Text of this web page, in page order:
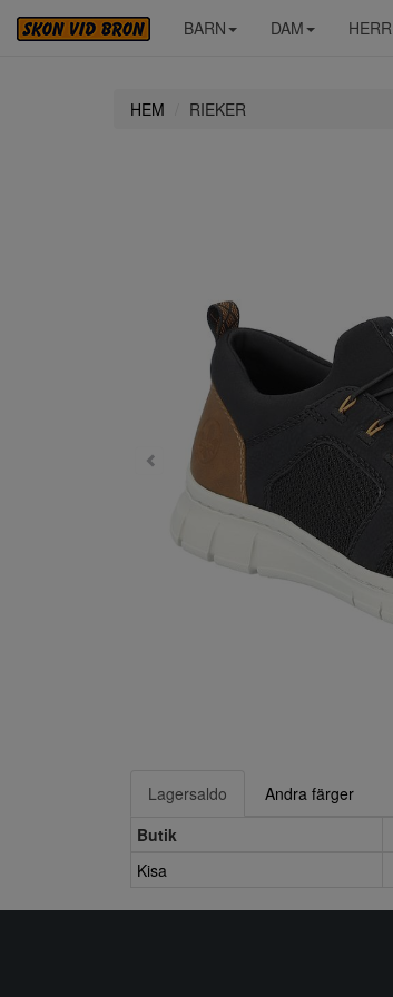
BARN DAM HERR
HEM RIEKER
Lagersaldo
Andra färger
Butik
Kisa